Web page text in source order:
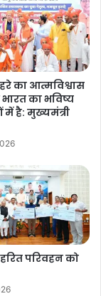
Copy URL
का आत्मविश्वास
का भविष्य
में है: मुख्यमंत्री
परिवहन को